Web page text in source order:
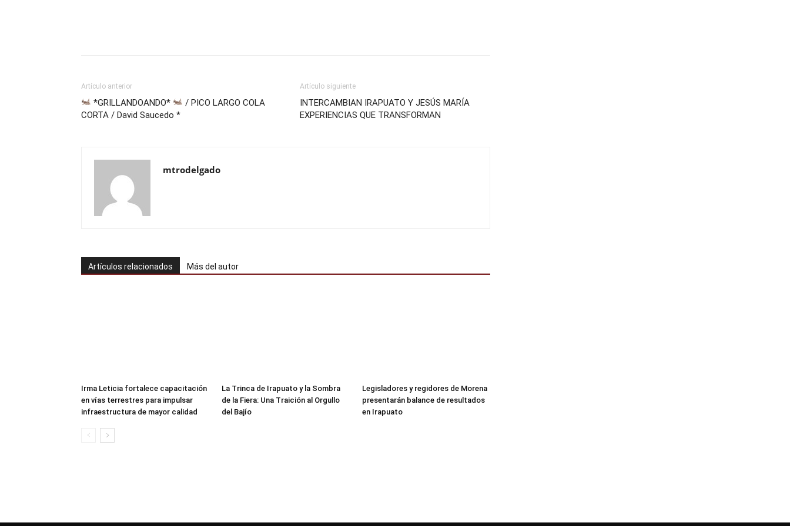
Artículo anterior
*GRILLANDOANDO*
/ PICO LARGO COLA
CORTA / David Saucedo *
Artículo siguiente
INTERCAMBIAN IRAPUATO Y JESÚS MARÍA
EXPERIENCIAS QUE TRANSFORMAN
mtrodelgado
Artículos relacionados Más del autor
Irma Leticia fortalece capacitación
en vías terrestres para impulsar
infraestructura de mayor calidad
​La Trinca de Irapuato y la Sombra
de la Fiera: Una Traición al Orgullo
del Bajío
Legisladores y regidores de Morena
presentarán balance de resultados
en Irapuato